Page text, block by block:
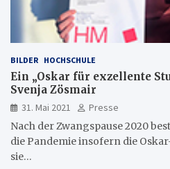
BILDER HOCHSCHULE
Ein „Oskar für exzellente
Svenja Zösmair
31. Mai 2021
Presse
Nach der Zwangspause 2020
die Pandemie insofern die
sie…